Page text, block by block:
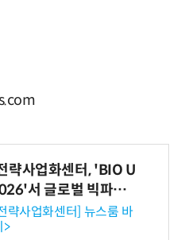
략사업화센터, 'BIO U
서 글로벌 빅파마
즈니스 미팅 지원…K
해외 진출 교두보 확
략사업화센터] 뉴스룸 바
>